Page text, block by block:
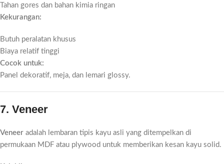
Tahan gores dan bahan kimia ringan
Kekurangan:
Butuh peralatan khusus
Biaya relatif tinggi
Cocok untuk:
Panel dekoratif, meja, dan lemari glossy.
7. Veneer
Veneer adalah lembaran tipis kayu asli yang ditempelkan di
permukaan MDF atau plywood untuk memberikan kesan kayu solid.